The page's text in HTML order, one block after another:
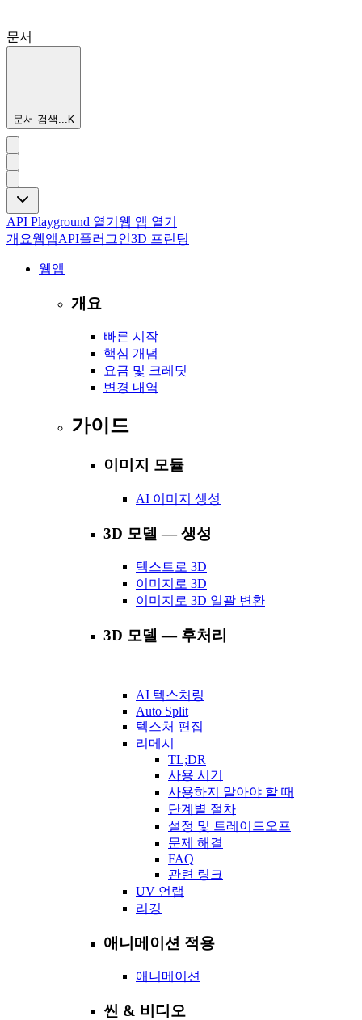
문서
문서 검색...K
API Playground 열기 웹 앱 열기
개요웹앱API플러그인3D 프린팅
웹앱
개요
빠른 시작
핵심 개념
요금 및 크레딧
변경 내역
가이드
이미지 모듈
AI 이미지 생성
3D 모델 — 생성
텍스트로 3D
이미지로 3D
이미지로 3D 일괄 변환
3D 모델 — 후처리
AI 텍스처링
Auto Split
텍스처 편집
리메시
TL;DR
사용 시기
사용하지 말아야 할 때
단계별 절차
설정 및 트레이드오프
문제 해결
FAQ
관련 링크
UV 언랩
리깅
애니메이션 적용
애니메이션
씬 & 비디오